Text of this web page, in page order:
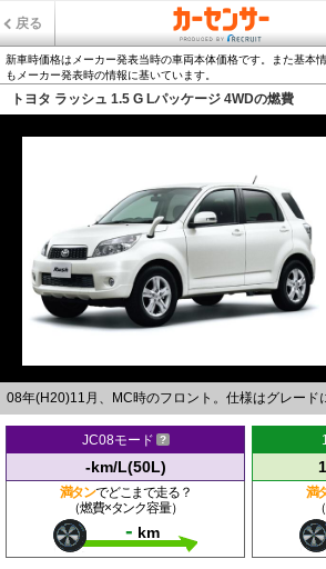
戻る
新車時価格はメーカー発表当時の車両本体価格です。また基本
もメーカー発表時の情報に基いています。
トヨタ ラッシュ 1.5 G Lパッケージ 4WDの燃費
08年(H20)11月、MC時のフロント。仕様はグレード
JC08モード
-km/L(50L)
満タンでどこまで走る？
（燃費×タンク容量）
- km
満